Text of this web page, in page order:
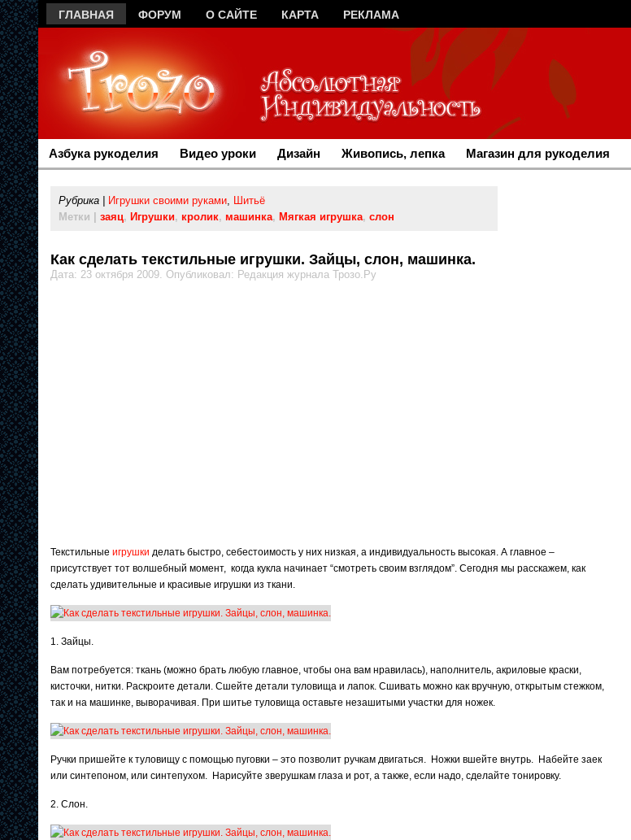
ГЛАВНАЯ ФОРУМ О САЙТЕ КАРТА РЕКЛАМА
Азбука рукоделия Видео уроки Дизайн Живопись, лепка Магазин для рукоделия
Рубрика | Игрушки своими руками, Шитьё
Метки | заяц, Игрушки, кролик, машинка, Мягкая игрушка, слон
Как сделать текстильные игрушки. Зайцы, слон, машинка.
Дата: 23 октября 2009. Опубликовал: Редакция журнала Трозо.Ру
Текстильные игрушки делать быстро, себестоимость у них низкая, а индивидуальность высокая. А главное –
присутствует тот волшебный момент, когда кукла начинает “смотреть своим взглядом”. Сегодня мы расскажем, как
сделать удивительные и красивые игрушки из ткани.
1. Зайцы.
Вам потребуется: ткань (можно брать любую главное, чтобы она вам нравилась), наполнитель, акриловые краски,
кисточки, нитки. Раскроите детали. Сшейте детали туловища и лапок. Сшивать можно как вручную, открытым стежком,
так и на машинке, выворачивая. При шитье туловища оставьте незашитыми участки для ножек.
Ручки пришейте к туловищу с помощью пуговки – это позволит ручкам двигаться. Ножки вшейте внутрь. Набейте заек
или синтепоном, или синтепухом. Нарисуйте зверушкам глаза и рот, а также, если надо, сделайте тонировку.
2. Слон.